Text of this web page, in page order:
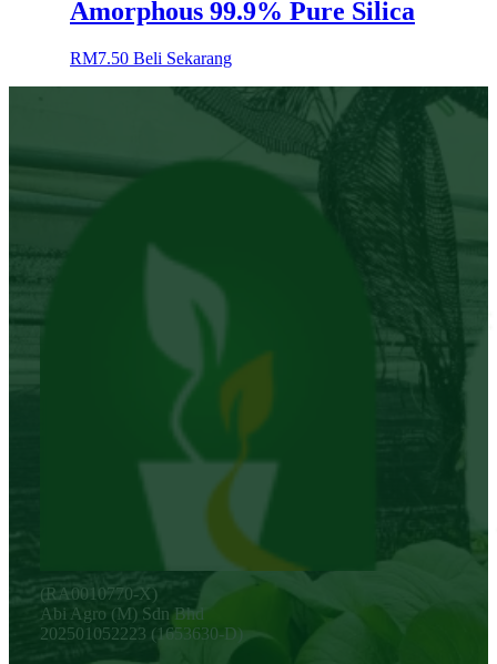
Amorphous 99.9% Pure Silica
RM7.50 Beli Sekarang
(RA0010770-X)
Abi Agro (M) Sdn Bhd
202501052223 (1653630-D)